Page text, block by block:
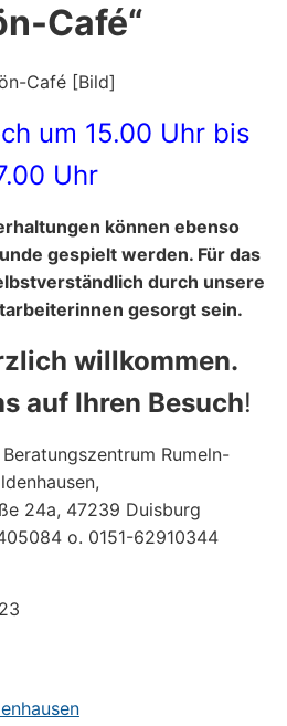
Café“
um 15.00 Uhr bis
Uhr
können ebenso
gespielt werden. Für das
durch unsere
gesorgt sein.
willkommen.
auf Ihren Besuch!
Rumeln-
24a, 47239 Duisburg
o. 0151-62910344